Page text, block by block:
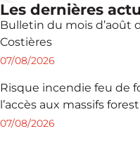
Les dernières
Bulletin du mois d’août
Costières
07/08/2026
Risque incendie feu de
l’accès aux massifs
07/08/2026